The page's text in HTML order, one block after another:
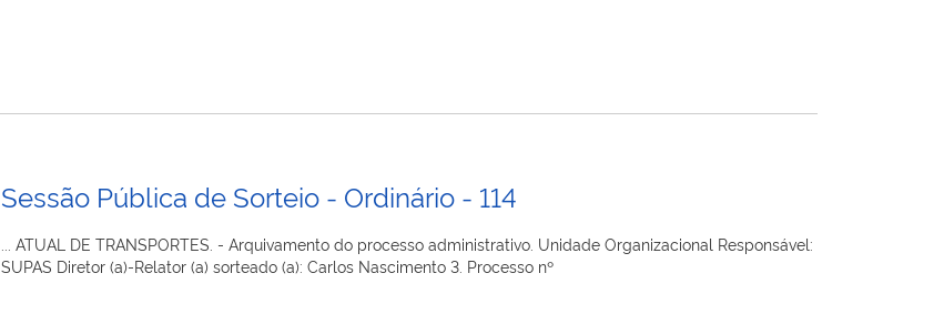
Sessão Pública de Sorteio - Ordinário - 114
... ATUAL DE TRANSPORTES. - Arquivamento do processo administrativo. Unidade Organizacional Responsável:
SUPAS Diretor (a)-Relator (a) sorteado (a): Carlos Nascimento 3. Processo nº